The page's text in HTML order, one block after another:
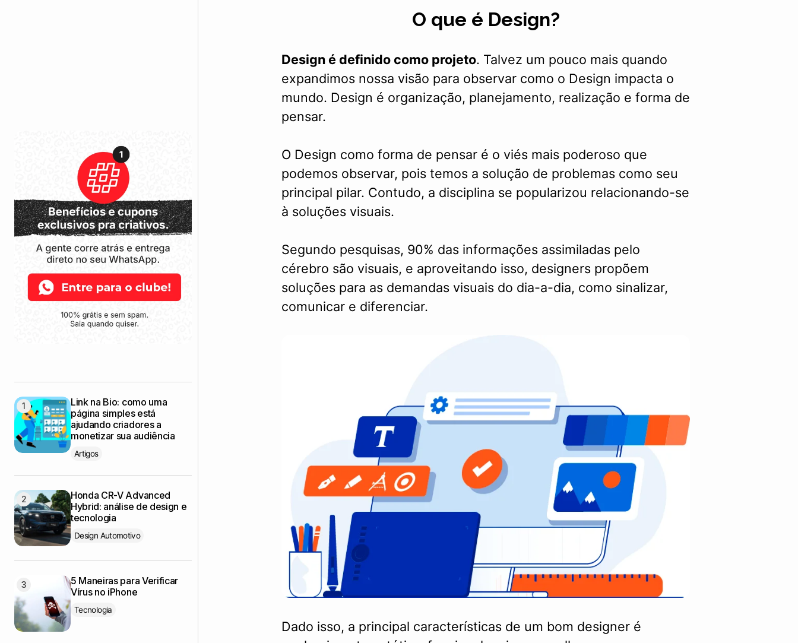
O que é Design?
Design é definido como projeto. Talvez um pouco mais quando
expandimos nossa visão para observar como o Design impacta o
mundo. Design é organização, planejamento, realização e forma de
pensar.
O Design como forma de pensar é o viés mais poderoso que
podemos observar, pois temos a solução de problemas como seu
principal pilar. Contudo, a disciplina se popularizou relacionando-se
à soluções visuais.
Segundo pesquisas, 90% das informações assimiladas pelo
cérebro são visuais, e aproveitando isso, designers propõem
soluções para as demandas visuais do dia-a-dia, como sinalizar,
comunicar e diferenciar.
Dado isso, a principal características de um bom designer é
Link na Bio: como uma
página simples está
ajudando criadores a
monetizar sua audiência
Artigos
Honda CR-V Advanced
Hybrid: análise de design e
tecnologia
Design Automotivo
5 Maneiras para Verificar
Vírus no iPhone
Tecnologia